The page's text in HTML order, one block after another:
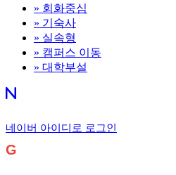
» 회화중심
» 기숙사
» 실속형
» 캠퍼스 이동
» 대학부설
네이버 아이디로 로그인
G